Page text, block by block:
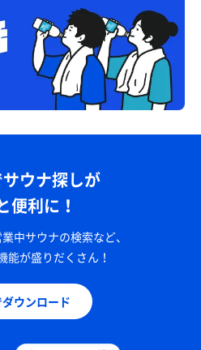
ウナ探しが
便利に！
中サウナの検索など、
能が盛りだくさん！
ウンロード